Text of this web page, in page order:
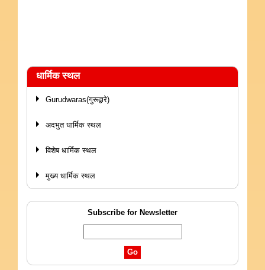
धार्मिक स्थल
Gurudwaras(गुरूद्वारे)
अदभुत धार्मिक स्थल
विशेष धार्मिक स्थल
मुख्य धार्मिक स्थल
Subscribe for Newsletter